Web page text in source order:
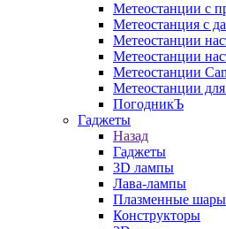
Метеостанции с
Метеостанция с
Метеостанции
Метеостанции
Метеостанции
Метеостанции
ПогодникЪ
Гаджеты
Назад
Гаджеты
3D лампы
Лава-лампы
Плазменные шары
Конструкторы